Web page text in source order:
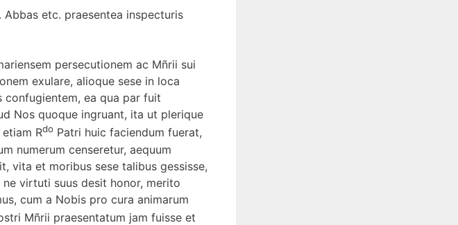
Abbas etc. praesentea inspecturis
persecutionem ac Mñrii sui
exulare, alioque sese in loca
ea qua par fuit
Nos quoque ingruant, ita ut plerique
Rdo Patri huic faciendum fuerat,
numerum censeretur, aequum
vita et moribus sese talibus gessisse,
virtuti suus desit honor, merito
cum a Nobis pro cura animarum
Mñrii praesentatum jam fuisse et